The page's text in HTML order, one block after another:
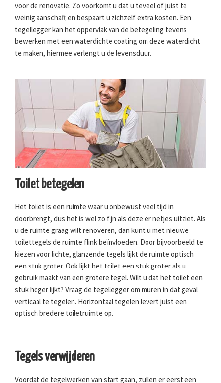
voor de renovatie. Zo voorkomt u dat u teveel of juist te
weinig aanschaft en bespaart u zichzelf extra kosten. Een
tegellegger kan het oppervlak van de betegeling tevens
bewerken met een waterdichte coating om deze waterdicht
te maken, hiermee verlengt u de levensduur.
Toilet betegelen
Het toilet is een ruimte waar u onbewust veel tijd in
doorbrengt, dus het is wel zo fijn als deze er netjes uitziet. Als
u de ruimte graag wilt renoveren, dan kunt u met nieuwe
toilettegels de ruimte flink beïnvloeden. Door bijvoorbeeld te
kiezen voor lichte, glanzende tegels lijkt de ruimte optisch
een stuk groter. Ook lijkt het toilet een stuk groter als u
gebruik maakt van een grotere tegel. Wilt u dat het toilet een
stuk hoger lijkt? Vraag de tegellegger om muren in dat geval
verticaal te tegelen. Horizontaal tegelen levert juist een
optisch bredere toiletruimte op.
Tegels verwijderen
Voordat de tegelwerken van start gaan, zullen er eerst een